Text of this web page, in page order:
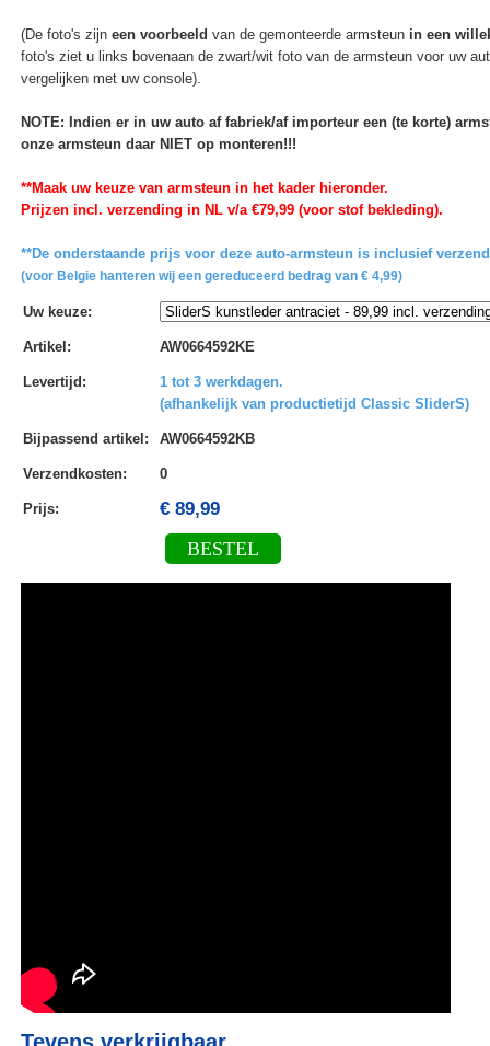
(De foto's zijn een voorbeeld van de gemonteerde armsteun in een
foto's ziet u links bovenaan de zwart/wit foto van de armsteun voor uw
vergelijken met uw console).
NOTE: Indien er in uw auto af fabriek/af importeur een (te korte)
onze armsteun daar NIET op monteren!!!
**Maak uw keuze van armsteun in het kader hieronder.
Prijzen incl. verzending in NL v/a €79,99 (voor stof bekleding).
**De onderstaande prijs voor deze auto-armsteun is inclusief
(voor Belgie hanteren wij een gereduceerd bedrag van € 4,99)
Uw keuze:
Artikel: AW0664592KE
Levertijd:
1 tot 3 werkdagen.
(afhankelijk van productietijd Classic SliderS)
Bijpassend artikel: AW0664592KB
Verzendkosten: 0
Prijs: € 89,99
BESTEL